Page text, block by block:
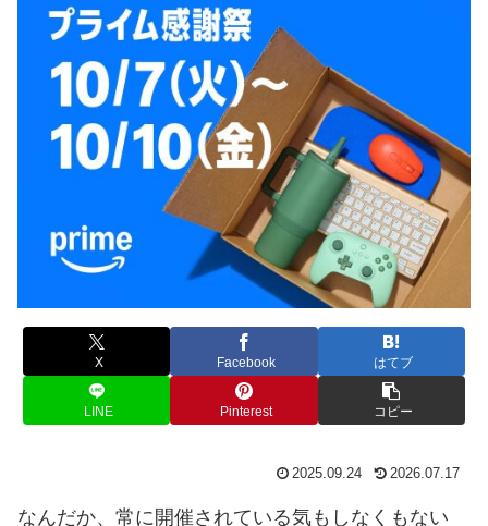
X Facebook はてブ
LINE Pinterest コピー
2025.09.24 2026.07.17
なんだか、常に開催されている気もしなくもない